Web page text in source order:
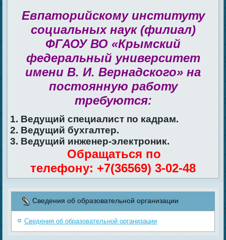
Евпаторийскому институту
социальных наук (филиал)
ФГАОУ ВО «Крымский
федеральный университет
имени В. И. Вернадского» на
постоянную работу
требуются:
1. Ведущий специалист по кадрам.
2. Ведущий бухгалтер.
3. Ведущий инженер-электроник.
Обращаться по
телефону: +7(36569) 3-02-48
Сведения об образовательной организации
Сведения об образовательной организации